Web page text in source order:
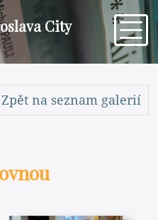
City
Zpět na seznam galerií